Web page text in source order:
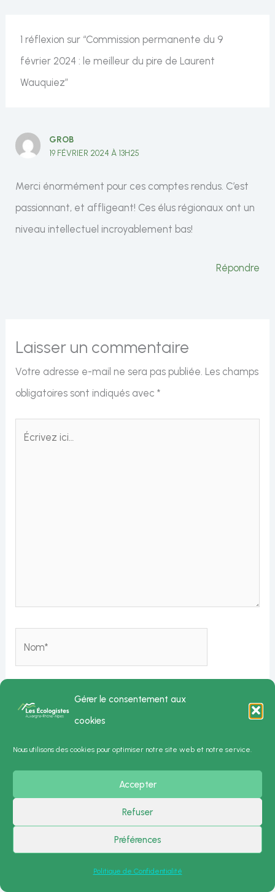
Gérer le consentement aux
cookies
Nous utilisons des cookies pour optimiser notre site web et notre service.
Accepter
Refuser
Préférences
Politique de Confidentialité
1 réflexion sur “Commission permanente du 9
février 2024 : le meilleur du pire de Laurent
Wauquiez”
GROB
19 FÉVRIER 2024 À 13H25
Merci énormément pour ces comptes rendus. C’est
passionnant, et affligeant! Ces élus régionaux ont un
niveau intellectuel incroyablement bas!
Répondre
Laisser un commentaire
Votre adresse e-mail ne sera pas publiée. Les champs
obligatoires sont indiqués avec*
Écrivez
mail*
Alternative: